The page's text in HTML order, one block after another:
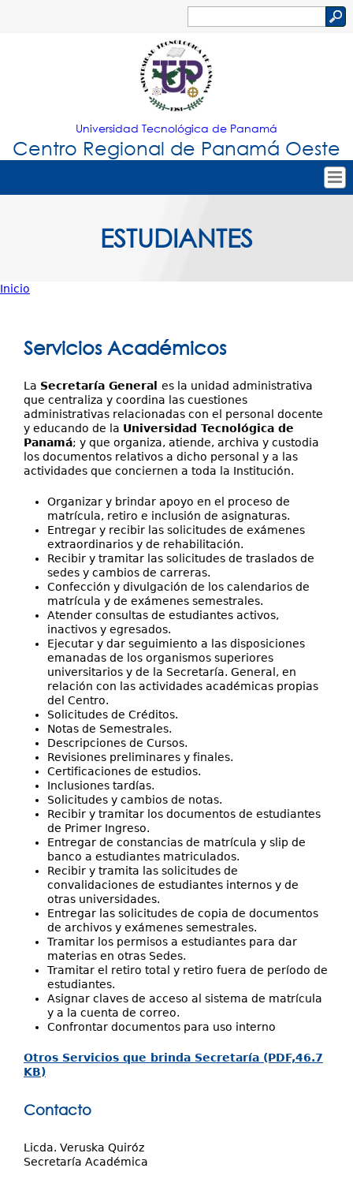
Jump to navigation
de
búsqueda
Universidad Tecnológica de Panamá
Centro Regional de Panamá Oeste
Nuestro Centro
Investigación
Servicios
ESTUDIANTES
está
Inicio
Servicios Académicos
La Secretaría General es la unidad administrativa
que centraliza y coordina las cuestiones
administrativas relacionadas con el personal docente
y educando de la Universidad Tecnológica de
Panamá; y que organiza, atiende, archiva y custodia
los documentos relativos a dicho personal y a las
actividades que conciernen a toda la Institución.
Organizar y brindar apoyo en el proceso de
matrícula, retiro e inclusión de asignaturas.
Entregar y recibir las solicitudes de exámenes
extraordinarios y de rehabilitación.
Recibir y tramitar las solicitudes de traslados de
sedes y cambios de carreras.
Confección y divulgación de los calendarios de
matrícula y de exámenes semestrales.
Atender consultas de estudiantes activos,
inactivos y egresados.
Ejecutar y dar seguimiento a las disposiciones
emanadas de los organismos superiores
universitarios y de la Secretaría. General, en
relación con las actividades académicas propias
del Centro.
Solicitudes de Créditos.
Notas de Semestrales.
Descripciones de Cursos.
Revisiones preliminares y finales.
Certificaciones de estudios.
Inclusiones tardías.
Solicitudes y cambios de notas.
Recibir y tramitar los documentos de estudiantes
de Primer Ingreso.
Entregar de constancias de matrícula y slip de
banco a estudiantes matriculados.
Recibir y tramita las solicitudes de
convalidaciones de estudiantes internos y de
otras universidades.
Entregar las solicitudes de copia de documentos
de archivos y exámenes semestrales.
Tramitar los permisos a estudiantes para dar
materias en otras Sedes.
Tramitar el retiro total y retiro fuera de período de
estudiantes.
Asignar claves de acceso al sistema de matrícula
y a la cuenta de correo.
Confrontar documentos para uso interno
Otros Servicios que brinda Secretaría (PDF,46.7
KB)
Contacto
Licda. Veruska Quiróz
Secretaría Académica